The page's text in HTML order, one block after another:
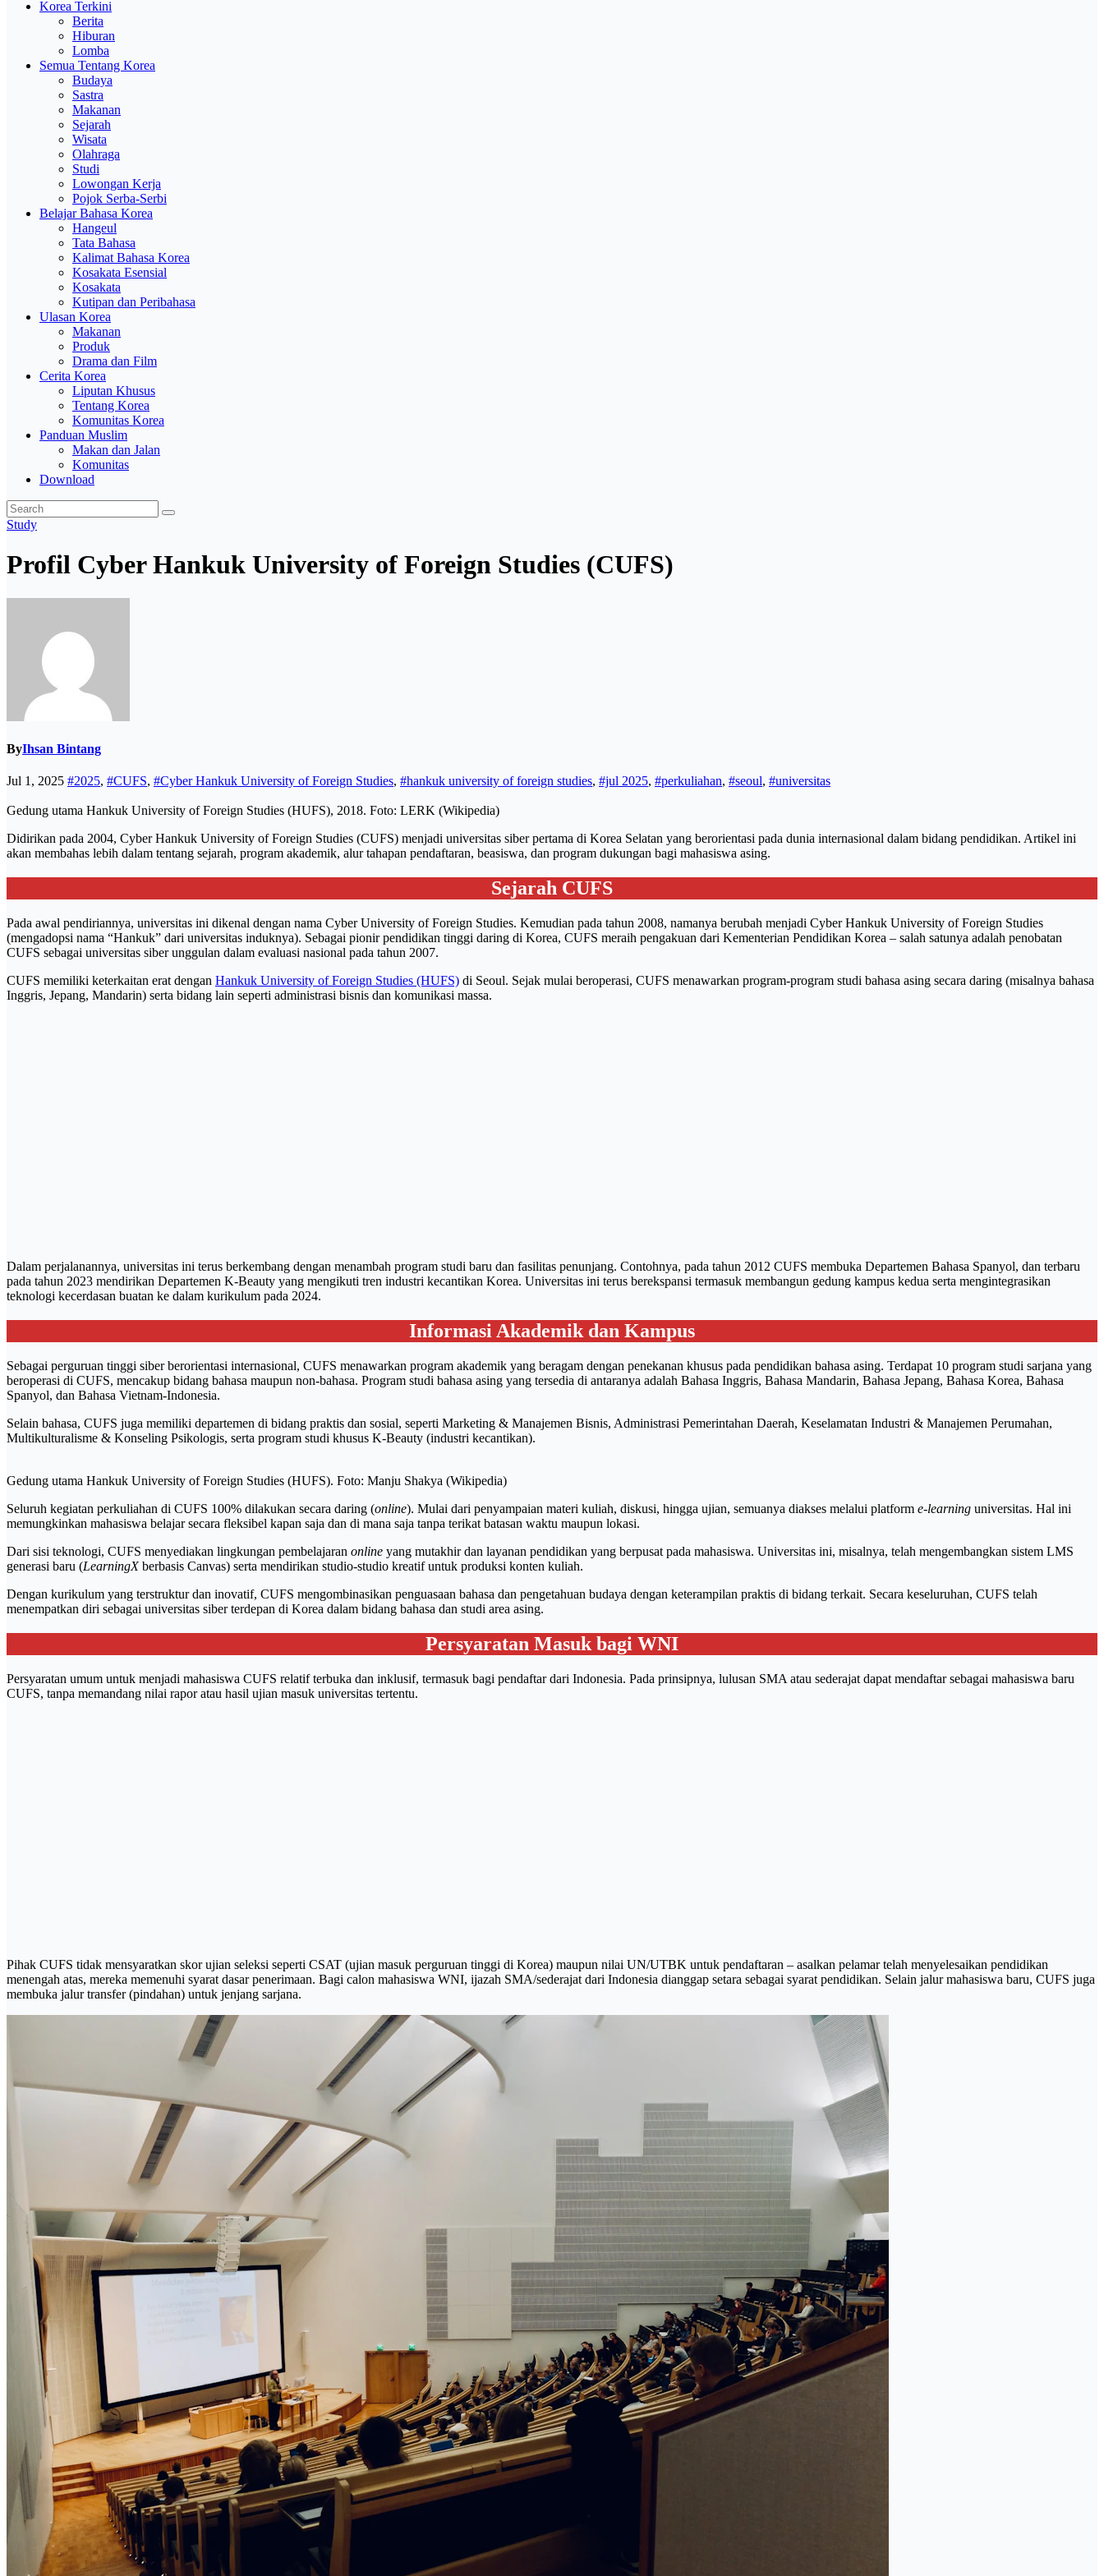
Korea Terkini
Berita
Hiburan
Lomba
Semua Tentang Korea
Budaya
Sastra
Makanan
Sejarah
Wisata
Olahraga
Studi
Lowongan Kerja
Pojok Serba-Serbi
Belajar Bahasa Korea
Hangeul
Tata Bahasa
Kalimat Bahasa Korea
Kosakata Esensial
Kosakata
Kutipan dan Peribahasa
Ulasan Korea
Makanan
Produk
Drama dan Film
Cerita Korea
Liputan Khusus
Tentang Korea
Komunitas Korea
Panduan Muslim
Makan dan Jalan
Komunitas
Download
Study
Profil Cyber Hankuk University of Foreign Studies (CUFS)
ByIhsan Bintang
Jul 1, 2025 #2025, #CUFS, #Cyber Hankuk University of Foreign Studies, #hankuk university of foreign studies, #jul 2025, #perkuliahan, #seoul, #universitas
Gedung utama Hankuk University of Foreign Studies (HUFS), 2018. Foto: LERK (Wikipedia)
Didirikan pada 2004, Cyber Hankuk University of Foreign Studies (CUFS) menjadi universitas siber pertama di Korea Selatan yang berorientasi pada dunia internasional dalam bidang pendidikan. Artikel ini
akan membahas lebih dalam tentang sejarah, program akademik, alur tahapan pendaftaran, beasiswa, dan program dukungan bagi mahasiswa asing.
Sejarah CUFS
Pada awal pendiriannya, universitas ini dikenal dengan nama Cyber University of Foreign Studies. Kemudian pada tahun 2008, namanya berubah menjadi Cyber Hankuk University of Foreign Studies
(mengadopsi nama “Hankuk” dari universitas induknya). Sebagai pionir pendidikan tinggi daring di Korea, CUFS meraih pengakuan dari Kementerian Pendidikan Korea – salah satunya adalah penobatan
CUFS sebagai universitas siber unggulan dalam evaluasi nasional pada tahun 2007.
CUFS memiliki keterkaitan erat dengan Hankuk University of Foreign Studies (HUFS) di Seoul. Sejak mulai beroperasi, CUFS menawarkan program-program studi bahasa asing secara daring (misalnya bahasa
Inggris, Jepang, Mandarin) serta bidang lain seperti administrasi bisnis dan komunikasi massa.
Dalam perjalanannya, universitas ini terus berkembang dengan menambah program studi baru dan fasilitas penunjang. Contohnya, pada tahun 2012 CUFS membuka Departemen Bahasa Spanyol, dan terbaru
pada tahun 2023 mendirikan Departemen K-Beauty yang mengikuti tren industri kecantikan Korea. Universitas ini terus berekspansi termasuk membangun gedung kampus kedua serta mengintegrasikan
teknologi kecerdasan buatan ke dalam kurikulum pada 2024.
Informasi Akademik dan Kampus
Sebagai perguruan tinggi siber berorientasi internasional, CUFS menawarkan program akademik yang beragam dengan penekanan khusus pada pendidikan bahasa asing. Terdapat 10 program studi sarjana yang
beroperasi di CUFS, mencakup bidang bahasa maupun non-bahasa. Program studi bahasa asing yang tersedia di antaranya adalah Bahasa Inggris, Bahasa Mandarin, Bahasa Jepang, Bahasa Korea, Bahasa
Spanyol, dan Bahasa Vietnam-Indonesia.
Selain bahasa, CUFS juga memiliki departemen di bidang praktis dan sosial, seperti Marketing & Manajemen Bisnis, Administrasi Pemerintahan Daerah, Keselamatan Industri & Manajemen Perumahan,
Multikulturalisme & Konseling Psikologis, serta program studi khusus K-Beauty (industri kecantikan).
Gedung utama Hankuk University of Foreign Studies (HUFS). Foto: Manju Shakya (Wikipedia)
Seluruh kegiatan perkuliahan di CUFS 100% dilakukan secara daring (online). Mulai dari penyampaian materi kuliah, diskusi, hingga ujian, semuanya diakses melalui platform e-learning universitas. Hal ini
memungkinkan mahasiswa belajar secara fleksibel kapan saja dan di mana saja tanpa terikat batasan waktu maupun lokasi.
Dari sisi teknologi, CUFS menyediakan lingkungan pembelajaran online yang mutakhir dan layanan pendidikan yang berpusat pada mahasiswa. Universitas ini, misalnya, telah mengembangkan sistem LMS
generasi baru (LearningXberbasis Canvas) serta mendirikan studio-studio kreatif untuk produksi konten kuliah.
Dengan kurikulum yang terstruktur dan inovatif, CUFS mengombinasikan penguasaan bahasa dan pengetahuan budaya dengan keterampilan praktis di bidang terkait. Secara keseluruhan, CUFS telah
menempatkan diri sebagai universitas siber terdepan di Korea dalam bidang bahasa dan studi area asing.
Persyaratan Masuk bagi WNI
Persyaratan umum untuk menjadi mahasiswa CUFS relatif terbuka dan inklusif, termasuk bagi pendaftar dari Indonesia. Pada prinsipnya, lulusan SMA atau sederajat dapat mendaftar sebagai mahasiswa baru
CUFS, tanpa memandang nilai rapor atau hasil ujian masuk universitas tertentu.
Pihak CUFS tidak mensyaratkan skor ujian seleksi seperti CSAT (ujian masuk perguruan tinggi di Korea) maupun nilai UN/UTBK untuk pendaftaran – asalkan pelamar telah menyelesaikan pendidikan
menengah atas, mereka memenuhi syarat dasar penerimaan. Bagi calon mahasiswa WNI, ijazah SMA/sederajat dari Indonesia dianggap setara sebagai syarat pendidikan. Selain jalur mahasiswa baru, CUFS juga
membuka jalur transfer (pindahan) untuk jenjang sarjana.